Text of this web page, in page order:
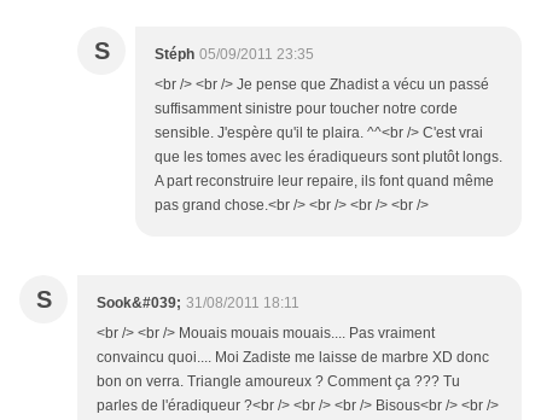
S Stéph 05/09/2011 23:35
<br /> <br /> Je pense que Zhadist a vécu un passé
suffisamment sinistre pour toucher notre corde
sensible. J'espère qu'il te plaira. ^^<br /> C'est vrai
que les tomes avec les éradiqueurs sont plutôt longs.
A part reconstruire leur repaire, ils font quand même
pas grand chose.<br /> <br /> <br /> <br />
S Sook&#039; 31/08/2011 18:11
<br /> <br /> Mouais mouais mouais.... Pas vraiment
convaincu quoi.... Moi Zadiste me laisse de marbre XD donc
bon on verra. Triangle amoureux ? Comment ça ??? Tu
parles de l'éradiqueur ?<br /> <br /> <br /> Bisous<br /> <br />